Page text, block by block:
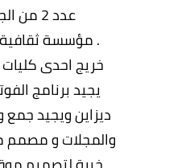
عدد 2 من الجزء الاول
. مؤسسة
خريج احدى كليات
يجيد برنامج
ديزاين ويجيد
والمجلات و مصمم